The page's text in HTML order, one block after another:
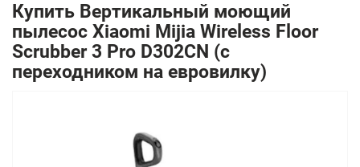
info@gpsnavi.by
Купить Вертикальный моющий
пылесос Xiaomi Mijia Wireless Floor
Scrubber 3 Pro D302CN (с
переходником на евровилку)